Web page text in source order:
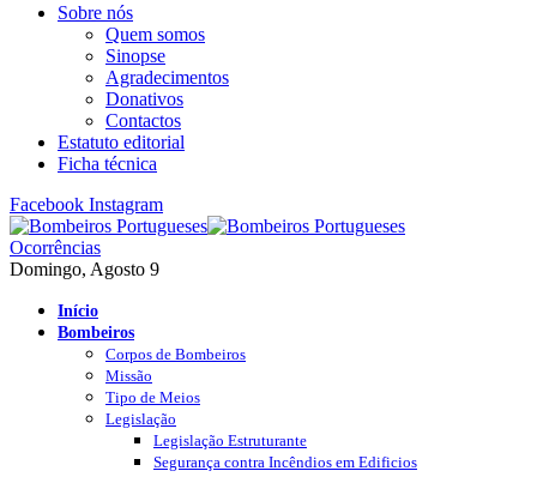
Sobre nós
Quem somos
Sinopse
Agradecimentos
Donativos
Contactos
Estatuto editorial
Ficha técnica
Facebook Instagram
Ocorrências
Domingo, Agosto 9
Início
Bombeiros
Corpos de Bombeiros
Missão
Tipo de Meios
Legislação
Legislação Estruturante
Segurança contra Incêndios em Edificios